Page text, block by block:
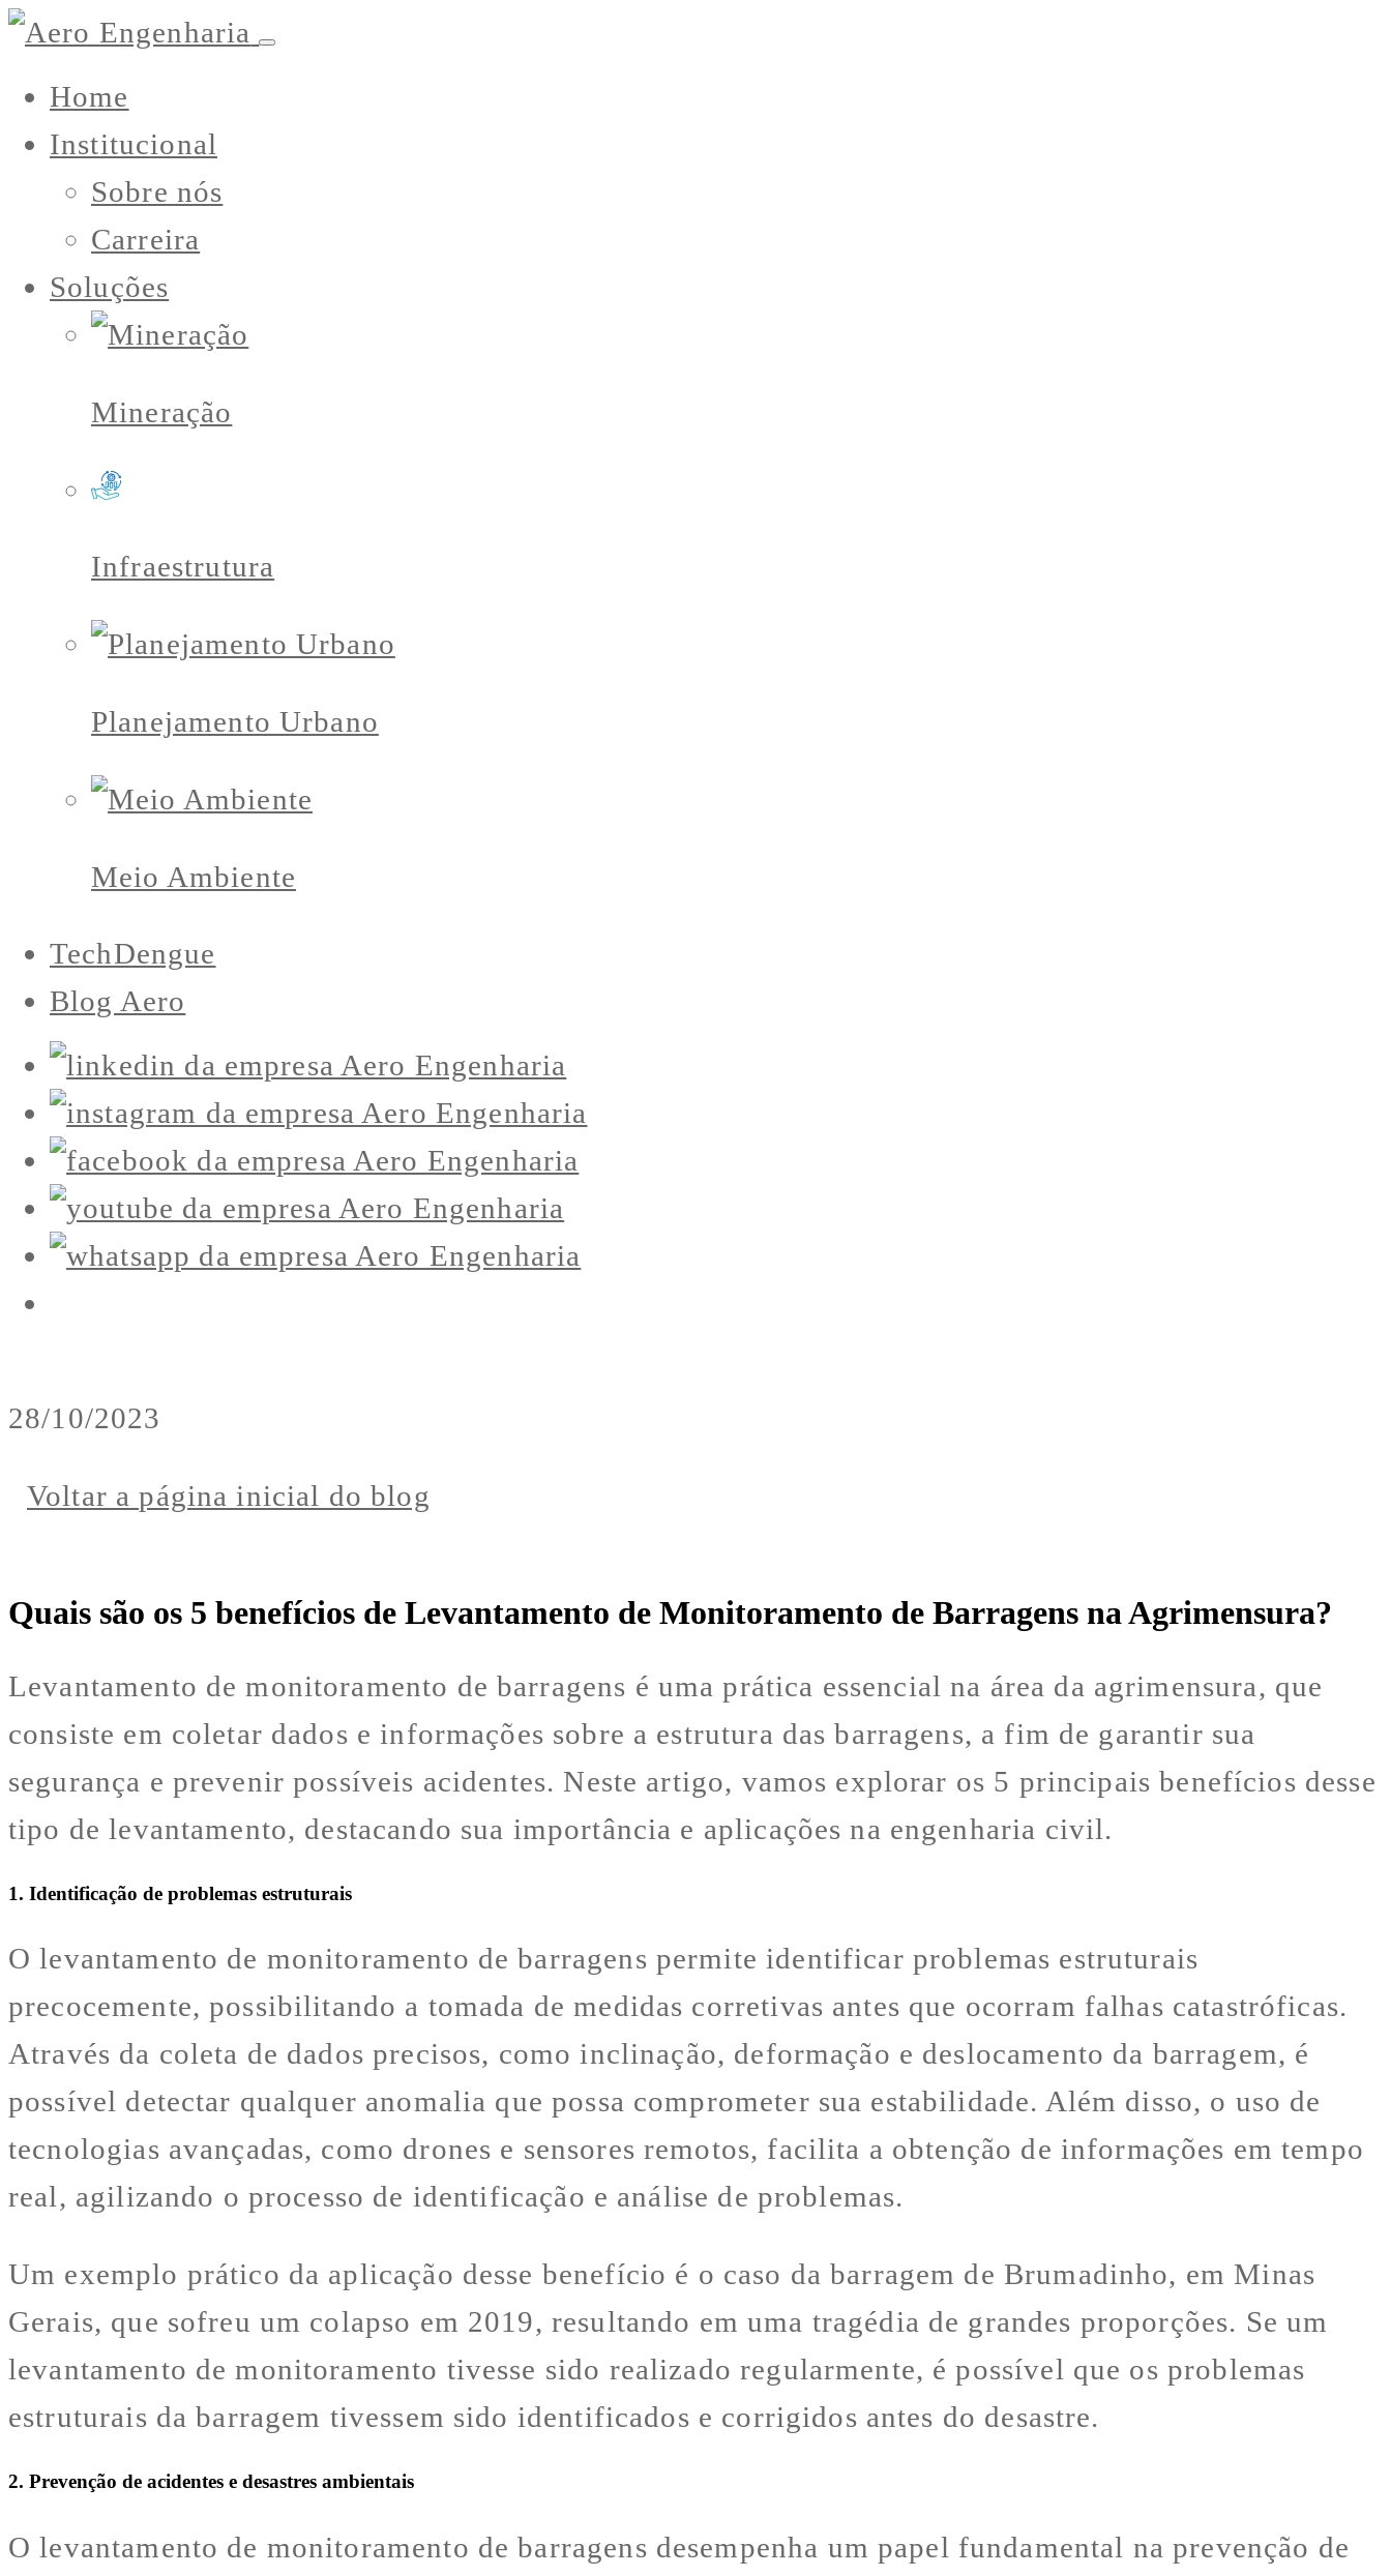
Home
Institucional
Sobre nós
Carreira
Soluções
Mineração
Infraestrutura
Planejamento Urbano
Meio Ambiente
TechDengue
Blog Aero
28/10/2023
Voltar a página inicial do blog
Quais são os 5 benefícios de Levantamento de Monitoramento de Barragens na Agrimensura?
Levantamento de monitoramento de barragens é uma prática essencial na área da agrimensura, que
consiste em coletar dados e informações sobre a estrutura das barragens, a fim de garantir sua
segurança e prevenir possíveis acidentes. Neste artigo, vamos explorar os 5 principais benefícios desse
tipo de levantamento, destacando sua importância e aplicações na engenharia civil.
1. Identificação de problemas estruturais
O levantamento de monitoramento de barragens permite identificar problemas estruturais
precocemente, possibilitando a tomada de medidas corretivas antes que ocorram falhas catastróficas.
Através da coleta de dados precisos, como inclinação, deformação e deslocamento da barragem, é
possível detectar qualquer anomalia que possa comprometer sua estabilidade. Além disso, o uso de
tecnologias avançadas, como drones e sensores remotos, facilita a obtenção de informações em tempo
real, agilizando o processo de identificação e análise de problemas.
Um exemplo prático da aplicação desse benefício é o caso da barragem de Brumadinho, em Minas
Gerais, que sofreu um colapso em 2019, resultando em uma tragédia de grandes proporções. Se um
levantamento de monitoramento tivesse sido realizado regularmente, é possível que os problemas
estruturais da barragem tivessem sido identificados e corrigidos antes do desastre.
2. Prevenção de acidentes e desastres ambientais
O levantamento de monitoramento de barragens desempenha um papel fundamental na prevenção de